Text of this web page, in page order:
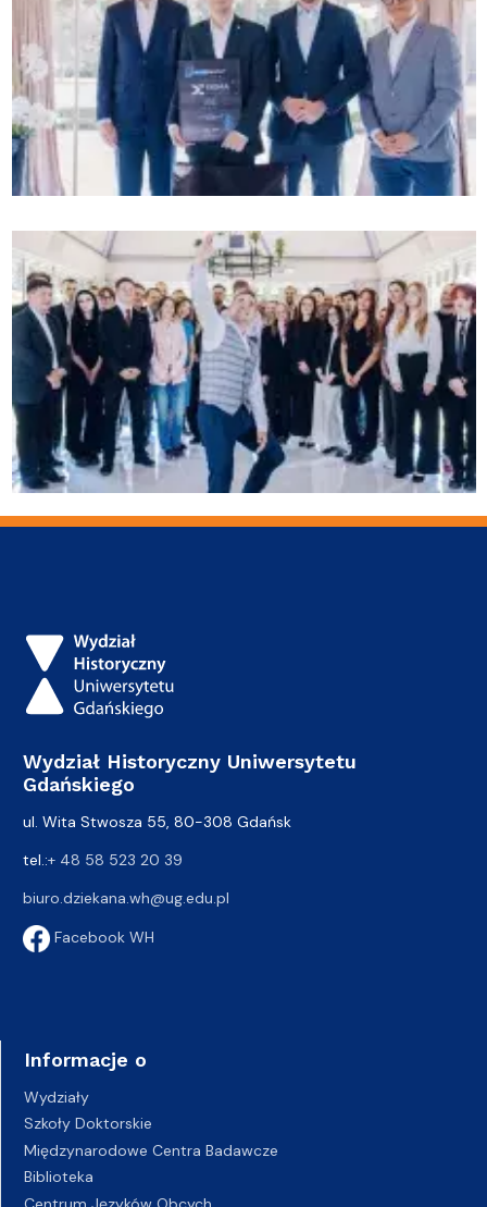
Wydział Historyczny Uniwersytetu
Gdańskiego
ul. Wita Stwosza 55, 80-308 Gdańsk
tel.:+ 48 58 523 20 39
biuro.dziekana.wh@ug.edu.pl
Facebook WH
Informacje o
Wydziały
Szkoły Doktorskie
Międzynarodowe Centra Badawcze
Biblioteka